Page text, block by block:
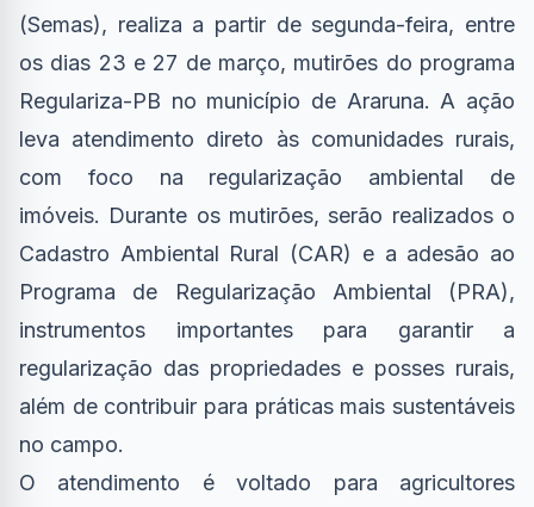
(Semas), realiza a partir de segunda-feira, entre
os dias 23 e 27 de março, mutirões do programa
Regulariza-PB no município de Araruna. A ação
leva atendimento direto às comunidades rurais,
com foco na regularização ambiental de
imóveis. Durante os mutirões, serão realizados o
Cadastro Ambiental Rural (CAR) e a adesão ao
Programa de Regularização Ambiental (PRA),
instrumentos importantes para garantir a
regularização das propriedades e posses rurais,
além de contribuir para práticas mais sustentáveis
no campo.
O atendimento é voltado para agricultores